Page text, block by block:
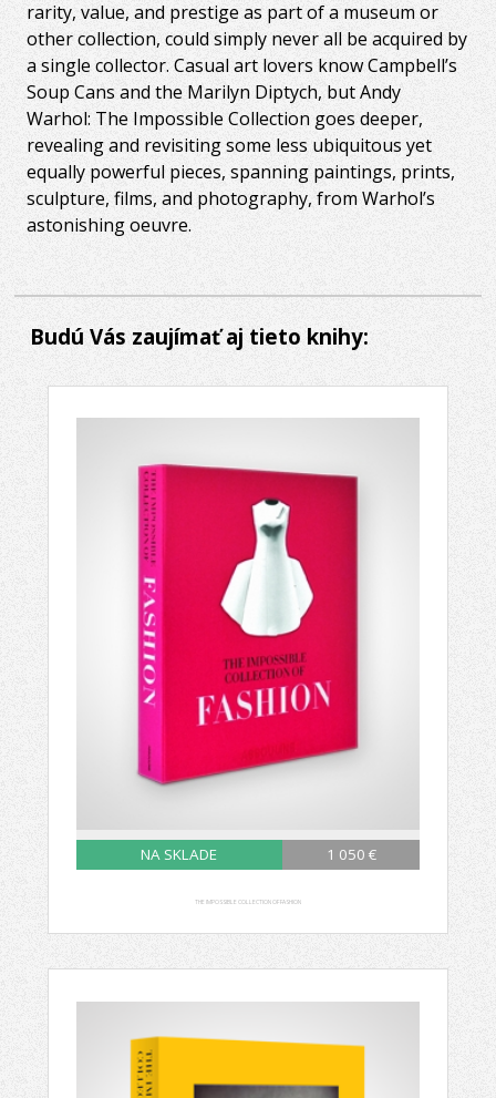
rarity, value, and prestige as part of a museum or
other collection, could simply never all be acquired by
a single collector. Casual art lovers know Campbell’s
Soup Cans and the Marilyn Diptych, but Andy
Warhol: The Impossible Collection goes deeper,
revealing and revisiting some less ubiquitous yet
equally powerful pieces, spanning paintings, prints,
sculpture, films, and photography, from Warhol’s
astonishing oeuvre.
Budú Vás zaujímať aj tieto knihy:
NA SKLADE 1 050 €
THE IMPOSSIBLE COLLECTION OF FASHION